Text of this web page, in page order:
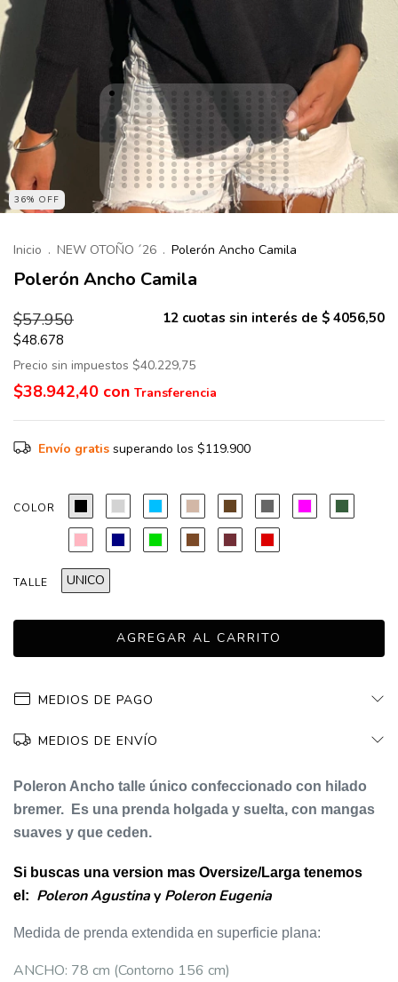
36% OFF
Inicio . NEW OTOÑO ´26 . Polerón Ancho Camila
Polerón Ancho Camila
$57.950
$48.678
12 cuotas sin interés de $ 4056,50
Precio sin impuestos $40.229,75
$38.942,40 con
Envío gratis superando los $119.900
COLOR
TALLE UNICO
MEDIOS DE PAGO
MEDIOS DE ENVÍO
Poleron Ancho talle único confeccionado con hilado
bremer. Es una prenda holgada y suelta, con mangas
suaves y que ceden.
Si buscas una version mas Oversize/Larga tenemos
el: Poleron Agustinay Poleron Eugenia
Medida de prenda extendida en superficie plana:
ANCHO: 78 cm (Contorno 156 cm)